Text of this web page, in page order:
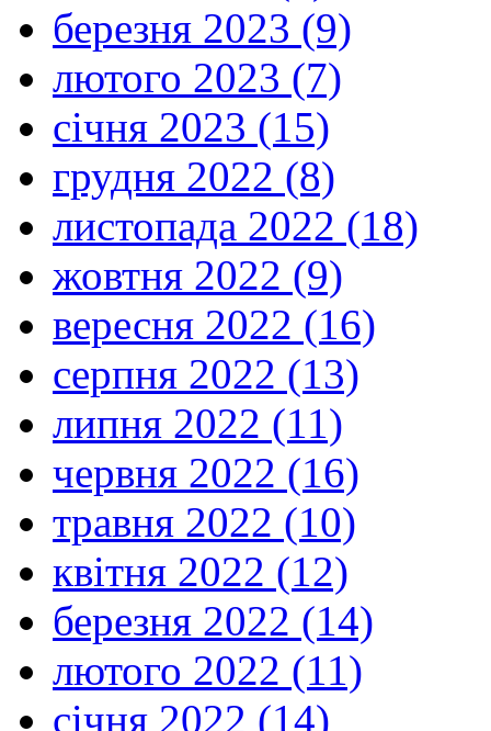
березня 2023 (9)
лютого 2023 (7)
січня 2023 (15)
грудня 2022 (8)
листопада 2022 (18)
жовтня 2022 (9)
вересня 2022 (16)
серпня 2022 (13)
липня 2022 (11)
червня 2022 (16)
травня 2022 (10)
квітня 2022 (12)
березня 2022 (14)
лютого 2022 (11)
січня 2022 (14)